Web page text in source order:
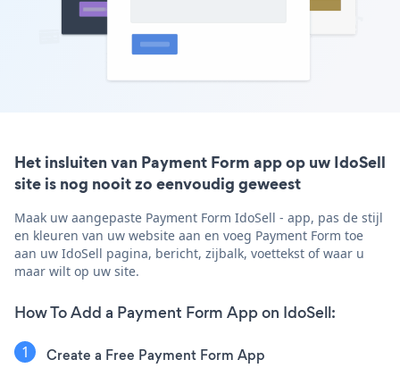
Het insluiten van Payment Form app op uw IdoSell
site is nog nooit zo eenvoudig geweest
Maak uw aangepaste Payment Form IdoSell - app, pas de stijl
en kleuren van uw website aan en voeg Payment Form toe
aan uw IdoSell pagina, bericht, zijbalk, voettekst of waar u
maar wilt op uw site.
How To Add a Payment Form App on IdoSell:
Create a Free Payment Form App